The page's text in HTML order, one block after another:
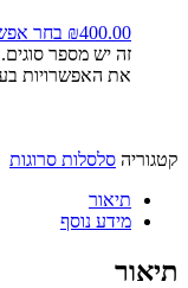
₪400.00 בחר
זה יש מספר סוגים.
את האפשרויות
קטגוריה סלסלות סרוגות
תיאור
מידע נוסף
תיאור